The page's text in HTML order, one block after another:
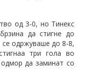
од 3-0, но Тинекс
да стигне до
се одржуваше до 8-8,
три гола во
да заминат со